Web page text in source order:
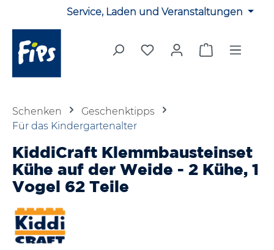
Zum Hauptinhalt springenService, Laden und Veranstaltungen
Du hast 0 Produkte auf
Warenkorb
Schenken
Geschenktipps
Für das Kindergartenalter
KiddiCraft Klemmbausteinset
Kühe auf der Weide - 2 Kühe, 1
Vogel 62 Teile